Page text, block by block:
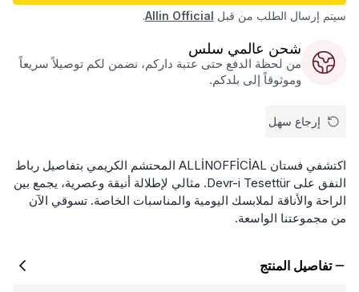
سيتم إرسال الطلب من قبل Allin Official
.
شحن عالمي سلس
من لحظة الدفع حتى عتبة داركم، نضمن لكم توصيلاً سريعاً
وموثوقاً إلى بلدكم.
إرجاع سهل
اكتشفي فستان ALLİNOFFİCİAL المحتشم الكريمي بتفاصيل رباط
النفق على Devr-i Tesettür. مثالي لإطلالة أنيقة وعصرية، يجمع بين
الراحة والأناقة لملابسك اليومية والمناسبات الخاصة. تسوقي الآن
من مجموعتنا الواسعة.
تفاصيل المنتج